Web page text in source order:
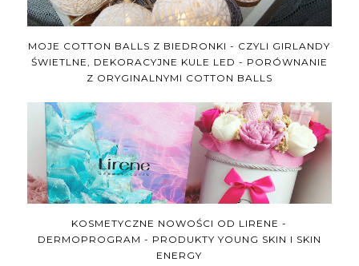
MOJE COTTON BALLS Z BIEDRONKI - CZYLI GIRLANDY
ŚWIETLNE, DEKORACYJNE KULE LED - PORÓWNANIE
Z ORYGINALNYMI COTTON BALLS
KOSMETYCZNE NOWOŚCI OD LIRENE -
DERMOPROGRAM - PRODUKTY YOUNG SKIN I SKIN
ENERGY